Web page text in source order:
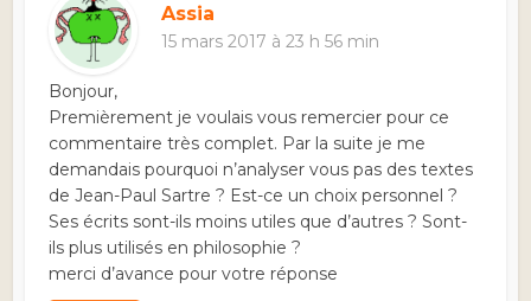
Assia
15 mars 2017 à 23 h 56 min
Bonjour,
Premièrement je voulais vous remercier pour ce
commentaire très complet. Par la suite je me
demandais pourquoi n’analyser vous pas des textes
de Jean-Paul Sartre ? Est-ce un choix personnel ?
Ses écrits sont-ils moins utiles que d’autres ? Sont-
ils plus utilisés en philosophie ?
merci d’avance pour votre réponse